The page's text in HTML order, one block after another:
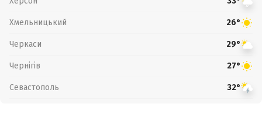
Хмельницький 26°
Черкаси 29°
Чернігів 27°
Севастополь 32°